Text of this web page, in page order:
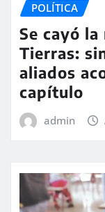
POLÍTICA
Se cayó
Tierras:
aliados
capítulo
admin